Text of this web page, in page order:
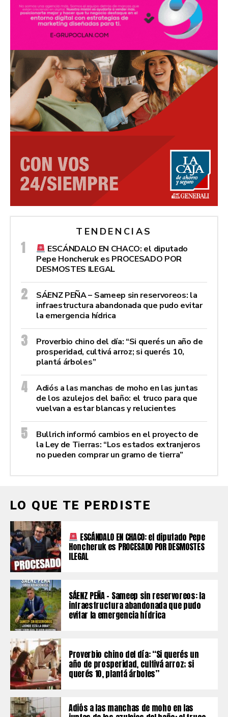
TENDENCIAS
ESCÁNDALO EN CHACO: el diputado
Pepe Honcheruk es PROCESADO POR
DESMOSTES ILEGAL
SÁENZ PEÑA – Sameep sin reservoreos: la
infraestructura abandonada que pudo evitar
la emergencia hídrica
Proverbio chino del día: “Si querés un año de
prosperidad, cultivá arroz; si querés 10,
plantá árboles”
Adiós a las manchas de moho en las juntas
de los azulejos del baño: el truco para que
vuelvan a estar blancas y relucientes
Bullrich informó cambios en el proyecto de
la Ley de Tierras: “Los estados extranjeros
no pueden comprar un gramo de tierra”
LO QUE TE PERDISTE
ESCÁNDALO EN CHACO: el diputado Pepe
Honcheruk es PROCESADO POR DESMOSTES
ILEGAL
SÁENZ PEÑA – Sameep sin reservoreos: la
infraestructura abandonada que pudo
evitar la emergencia hídrica
Proverbio chino del día: “Si querés un
año de prosperidad, cultivá arroz; si
querés 10, plantá árboles”
Adiós a las manchas de moho en las